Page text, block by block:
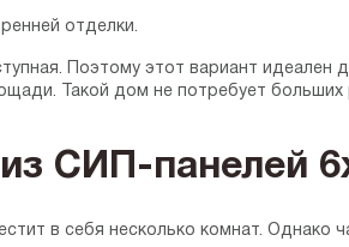
отделки.
Поэтому этот вариант
Такой дом не потребует
СИП-панелей
в себя несколько комнат.